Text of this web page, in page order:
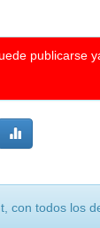
con todos los